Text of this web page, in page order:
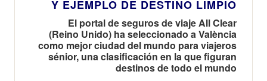
Y EJEMPLO DE DESTINO LIMPIO
El portal de seguros de viaje All Clear
(Reino Unido) ha seleccionado a València
como mejor ciudad del mundo para viajeros
sénior, una clasificación en la que figuran
destinos de todo el mundo